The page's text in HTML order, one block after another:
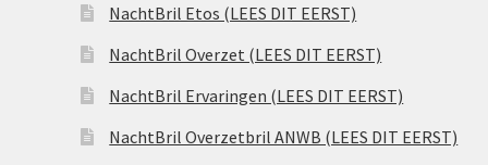
NachtBril Etos (LEES DIT EERST)
NachtBril Overzet (LEES DIT EERST)
NachtBril Ervaringen (LEES DIT EERST)
NachtBril Overzetbril ANWB (LEES DIT EERST)